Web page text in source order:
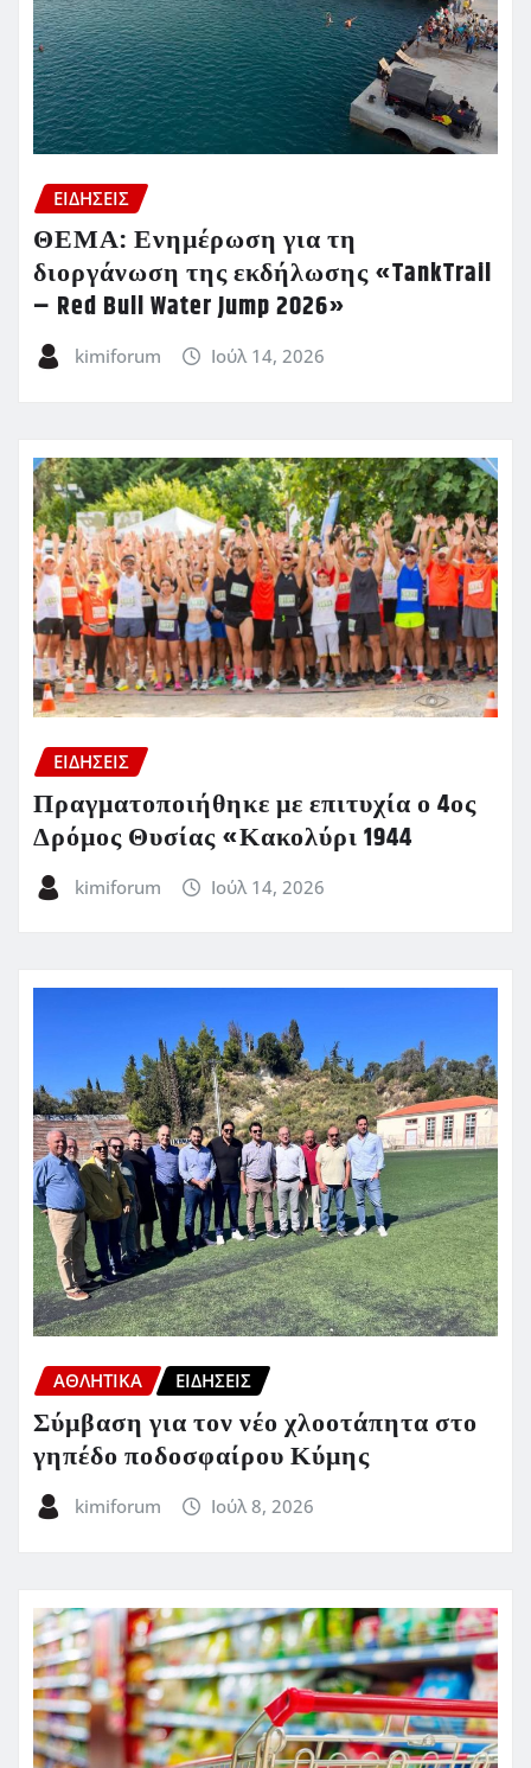
ΕΙΔΗΣΕΙΣ
ΘΕΜΑ: Ενημέρωση για τη
διοργάνωση της εκδήλωσης «TankTrail
– Red Bull Water Jump 2026»
kimiforum Ιούλ 14, 2026
ΕΙΔΗΣΕΙΣ
Πραγματοποιήθηκε με επιτυχία ο 4ος
Δρόμος Θυσίας «Κακολύρι 1944
kimiforum Ιούλ 14, 2026
ΑΘΛΗΤΙΚΑ ΕΙΔΗΣΕΙΣ
Σύμβαση για τον νέο χλοοτάπητα στο
γηπέδο ποδοσφαίρου Κύμης
kimiforum Ιούλ 8, 2026